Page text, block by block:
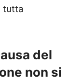
tutta
del
non si